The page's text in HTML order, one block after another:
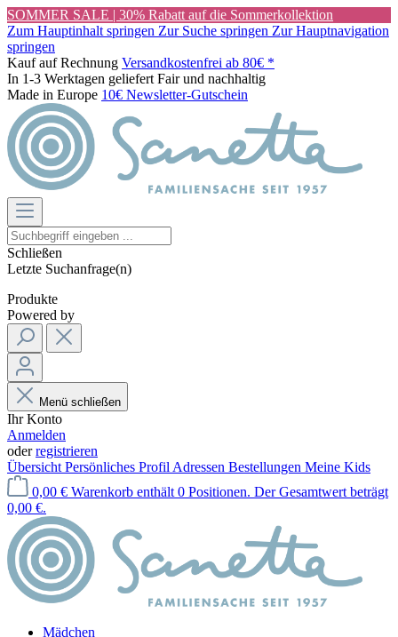
SOMMER SALE | 30% Rabatt auf die Sommerkollektion
Zum Hauptinhalt springen Zur Suche springen Zur Hauptnavigation
springen
Kauf auf Rechnung Versandkostenfrei ab 80€ *
In 1-3 Werktagen geliefert Fair und nachhaltig
Made in Europe 10€ Newsletter-Gutschein
Schließen
Letzte Suchanfrage(n)
Produkte
Powered by
Menü schließen
Ihr Konto
Anmelden
oderregistrieren
Übersicht Persönliches Profil Adressen Bestellungen Meine Kids
0,00 € Warenkorb enthält 0 Positionen. Der Gesamtwert beträgt
0,00 €.
Mädchen